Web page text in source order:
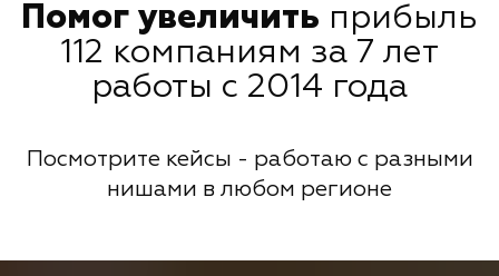
Помог увеличить прибыль
112 компаниям за 7 лет
работы с 2014 года
Посмотрите кейсы - работаю с разными
нишами в любом регионе